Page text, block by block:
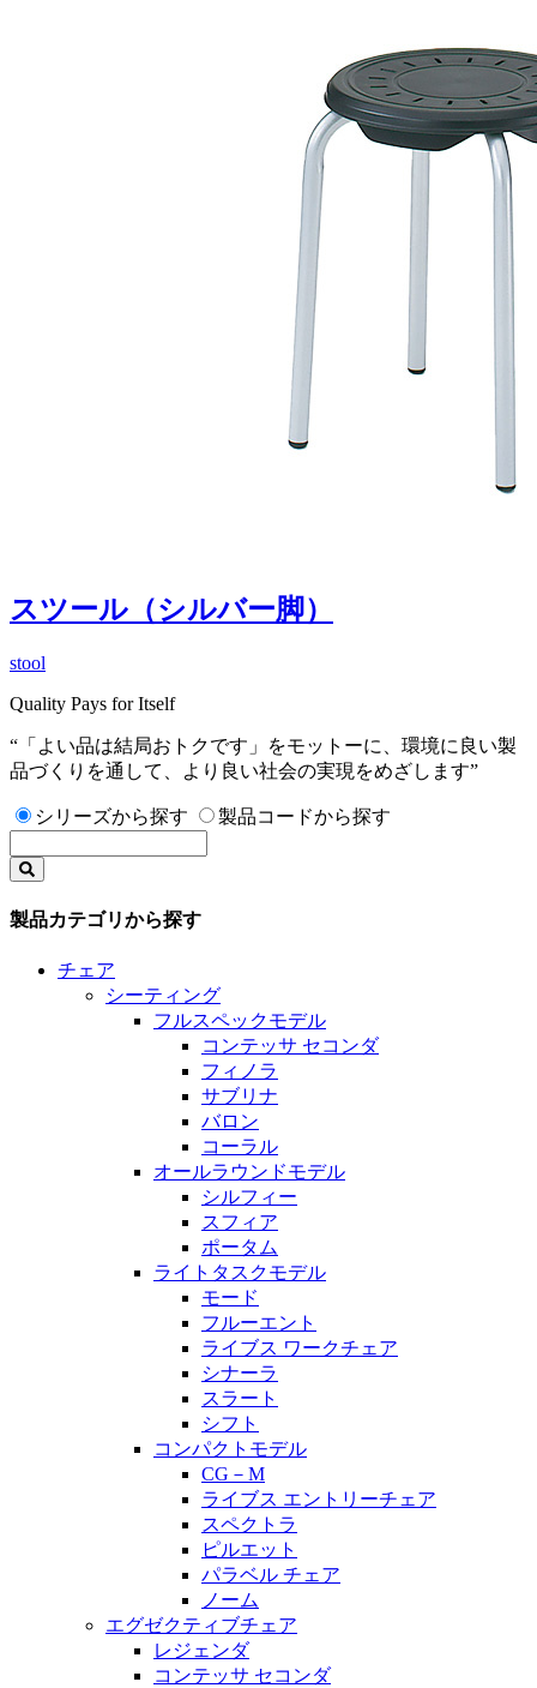
スツール（シルバー脚）
stool
Quality Pays for Itself
“「よい品は結局おトクです」をモットーに、環境に良い製
品づくりを通して、より良い社会の実現をめざします”
シリーズから探す 製品コードから探す
製品カテゴリから探す
チェア
シーティング
フルスペックモデル
コンテッサ セコンダ
フィノラ
サブリナ
バロン
コーラル
オールラウンドモデル
シルフィー
スフィア
ポータム
ライトタスクモデル
モード
フルーエント
ライブス ワークチェア
シナーラ
スラート
シフト
コンパクトモデル
CG－M
ライブス エントリーチェア
スペクトラ
ピルエット
パラベル チェア
ノーム
エグゼクティブチェア
レジェンダ
コンテッサ セコンダ